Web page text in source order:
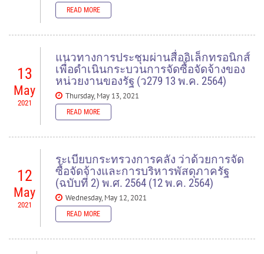
READ MORE
13
May
2021
แนวทางการประชุมผ่านสื่ออิเล็กทรอนิกส์
เพื่อดำเนินกระบวนการจัดซื้อจัดจ้างของ
หน่วยงานของรัฐ (ว279 13 พ.ค. 2564)
Thursday, May 13, 2021
READ MORE
Documents to download
25640513_279 (.pdf, 879.62 KB) - 422 download(s)
12
May
2021
ระเบียบกระทรวงการคลัง ว่าด้วยการจัด
ซื้อจัดจ้างและการบริหารพัสดุภาครัฐ
(ฉบับที่ 2) พ.ศ. 2564 (12 พ.ค. 2564)
Wednesday, May 12, 2021
READ MORE